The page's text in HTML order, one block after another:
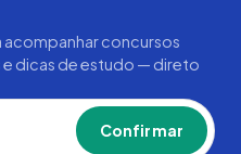
acompanhar concursos
dicas de estudo — direto
Confirmar